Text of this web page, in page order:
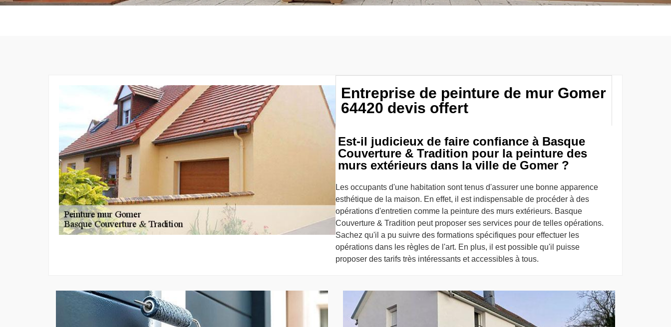
Entreprise de peinture de mur Gomer
64420 devis offert
Est-il judicieux de faire confiance à Basque
Couverture & Tradition pour la peinture des
murs extérieurs dans la ville de Gomer ?
Les occupants d'une habitation sont tenus d'assurer une bonne apparence
esthétique de la maison. En effet, il est indispensable de procéder à des
opérations d'entretien comme la peinture des murs extérieurs. Basque
Couverture & Tradition peut proposer ses services pour de telles opérations.
Sachez qu'il a pu suivre des formations spécifiques pour effectuer les
opérations dans les règles de l'art. En plus, il est possible qu'il puisse
proposer des tarifs très intéressants et accessibles à tous.